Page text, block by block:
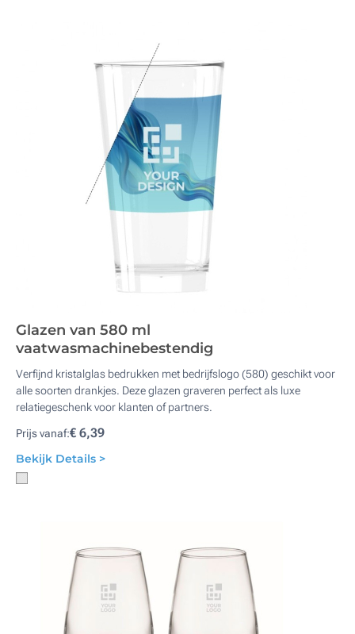
Glazen van 580 ml
vaatwasmachinebestendig
Verfijnd kristalglas bedrukken met bedrijfslogo (580) geschikt voor
alle soorten drankjes. Deze glazen graveren perfect als luxe
relatiegeschenk voor klanten of partners.
Prijs vanaf:€ 6,39
Bekijk Details >